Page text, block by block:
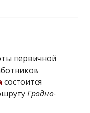
имени
первичной
состоится
Гродно-